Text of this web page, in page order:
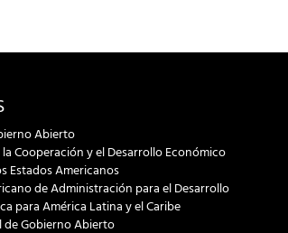
Abierto
Cooperación y el Desarrollo Económico
Estados Americanos
de Administración para el Desarrollo
para América Latina y el Caribe
de Gobierno Abierto